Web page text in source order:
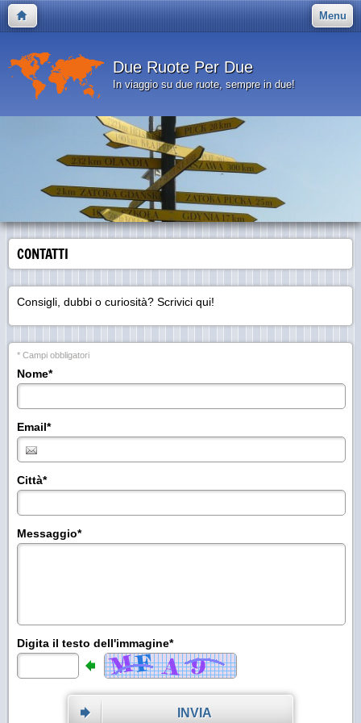
Menu
Due Ruote Per Due
In viaggio su due ruote, sempre in due!
CONTATTI
Consigli, dubbi o curiosità? Scrivici qui!
* Campi obbligatori
Nome*
Email*
Città*
Messaggio*
Digita il testo dell'immagine*
INVIA